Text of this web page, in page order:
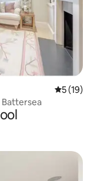
5 (19)